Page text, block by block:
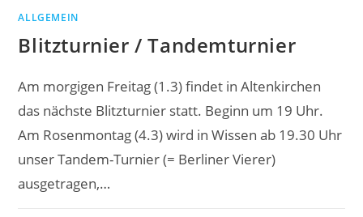
ALLGEMEIN
Blitzturnier / Tandemturnier
Am morgigen Freitag (1.3) findet in Altenkirchen
das nächste Blitzturnier statt. Beginn um 19 Uhr.
Am Rosenmontag (4.3) wird in Wissen ab 19.30 Uhr
unser Tandem-Turnier (= Berliner Vierer)
ausgetragen,…